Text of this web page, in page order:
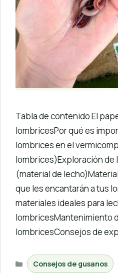
Tabla de contenido El
lombricesPor qué es
lombrices en el
lombrices)Exploración de
(material de
que les encantarán a tus
materiales ideales para
lombricesMantenimiento
lombricesConsejos de
Categorías
Consejos de gusanos